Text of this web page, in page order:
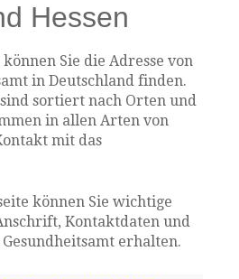
Hessen
Sie die Adresse von
in Deutschland finden.
sortiert nach Orten und
in allen Arten von
mit das
können Sie wichtige
Kontaktdaten und
erhalten.